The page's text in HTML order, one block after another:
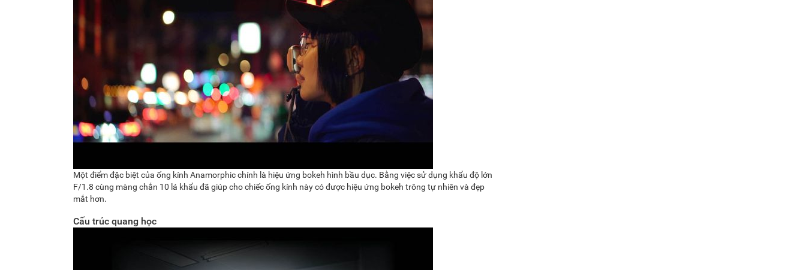
Một điểm đặc biệt của ống kính Anamorphic chính là hiệu ứng bokeh hình bầu dục. Bằng việc sử dụng khẩu độ lớn
F/1.8 cùng màng chắn 10 lá khẩu đã giúp cho chiếc ống kính này có được hiệu ứng bokeh trông tự nhiên và đẹp
mắt hơn.
Cấu trúc quang học